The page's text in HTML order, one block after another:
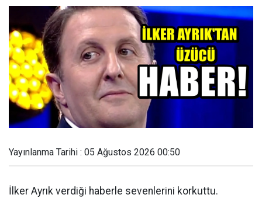
Yayınlanma Tarihi : 05 Ağustos 2026 00:50
İlker Ayrık verdiği haberle sevenlerini korkuttu.